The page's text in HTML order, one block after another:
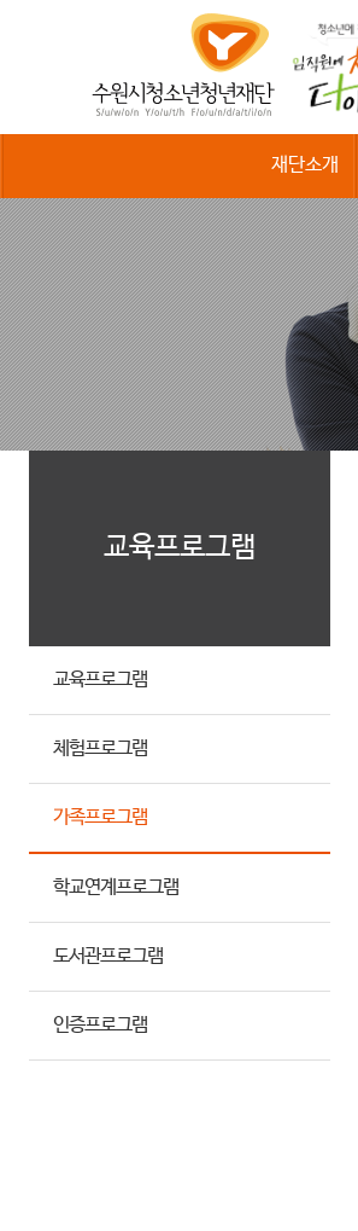
청
소
년
년
재
단
재단소개
교육프로그램
교육프로그램
체험프로그램
가족프로그램
학교연계프로그램
도서관프로그램
인증프로그램